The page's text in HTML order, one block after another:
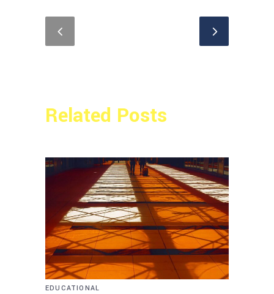
Related Posts
EDUCATIONAL